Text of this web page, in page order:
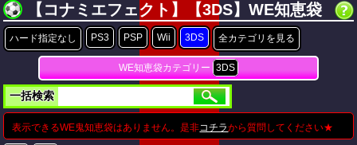
【コナミエフェクト】【3DS】WE知恵袋
ハード指定なし PS3 PSP Wii 3DS 全カテゴリを見る
WE知恵袋カテゴリー 3DS
一括検索
表示できるWE鬼知恵袋はありません。是非コチラから質問してください★